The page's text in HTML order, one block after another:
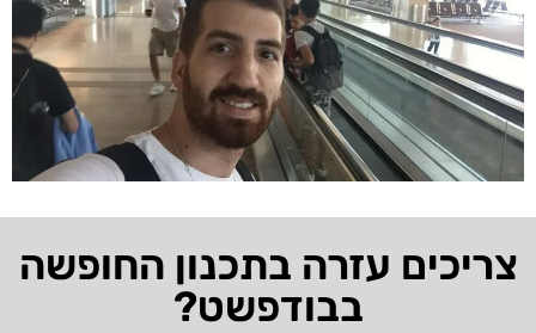
צריכים עזרה בתכנון החופשה
בבודפשט?